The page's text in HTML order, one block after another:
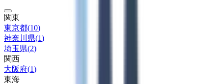
関東
東京都(10)
神奈川県(1)
埼玉県(2)
関西
大阪府(1)
東海